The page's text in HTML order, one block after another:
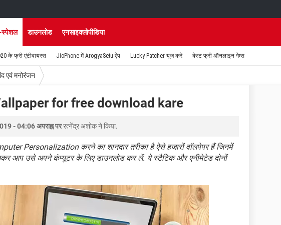
डाउनलोड एनसाइक्लोपीडिया
के फ्री एंटीवायरस JioPhone में ArogyaSetu ऐप Lucky Patcher यूज करें बेस्ट फ्री ऑनलाइन गेम्स
एवं मनोरंजन
for free download kare
- 04:06 अपराह्न पररत्नेंद्र अशोकने किया.
Personalization करने का शानदार तरीका है ऐसे हजारों वॉलपेपर हैं जिनमें
आप उसे अपने कंप्यूटर के लिए डाउनलोड कर लें. ये स्टैटिक और एनीमेटेड दोनों